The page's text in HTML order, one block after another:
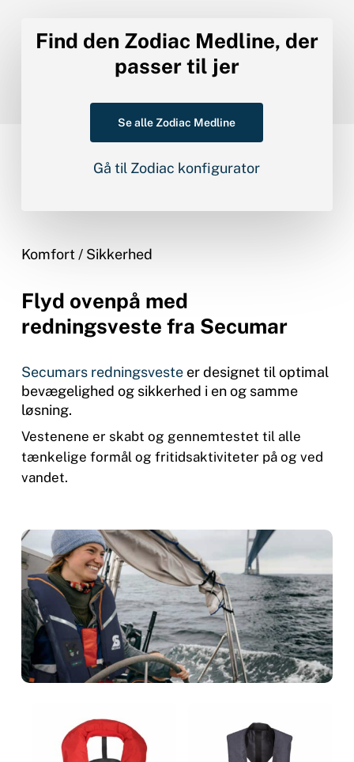
Find den Zodiac Medline, der
passer til jer
Se alle Zodiac Medline
Gå til Zodiac konfigurator
Komfort / Sikkerhed
Flyd ovenpå med
redningsveste fra Secumar
Secumars redningsveste er designet til optimal
bevægelighed og sikkerhed i en og samme
løsning.
Vestenene er skabt og gennemtestet til alle
tænkelige formål og fritidsaktiviteter på og ved
vandet.